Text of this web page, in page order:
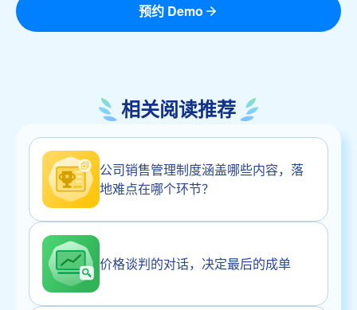
预约 Demo
相关阅读推荐
公司销售管理制度涵盖哪些内容，落
地难点在哪个环节？
价格谈判的对话，决定最后的成单